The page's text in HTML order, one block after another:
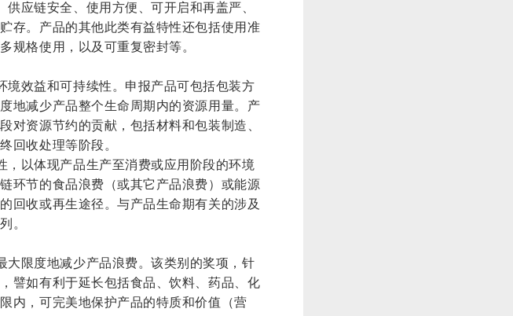
应链安全、使用方便、可开启和再盖严、
存。产品的其他此类有益特性还包括使用准
规格使用，以及可重复密封等。
境效益和可持续性。申报产品可包括包装方
地减少产品整个生命周期内的资源用量。产
对资源节约的贡献，包括材料和包装制造、
回收处理等阶段。
，以体现产品生产至消费或应用阶段的环境
环节的食品浪费（或其它产品浪费）或能源
回收或再生途径。与产品生命期有关的涉及
。
大限度地减少产品浪费。该类别的奖项，针
譬如有利于延长包括食品、饮料、药品、化
内，可完美地保护产品的特质和价值（营